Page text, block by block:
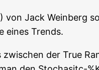
von Jack Wein­berg
eines Trends.
zwi­schen der True